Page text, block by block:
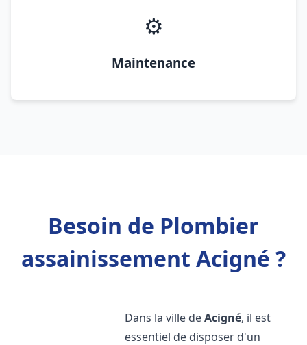
⚙️
Maintenance
Besoin de Plombier
assainissement Acigné ?
Dans la ville deAcigné, il est
essentiel de disposer d'un